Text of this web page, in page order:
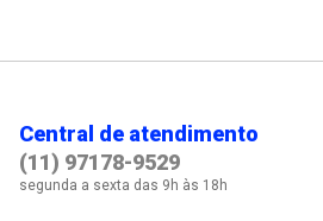
Central de atendimento
(11) 97178-9529
segunda a sexta das 9h às 18h